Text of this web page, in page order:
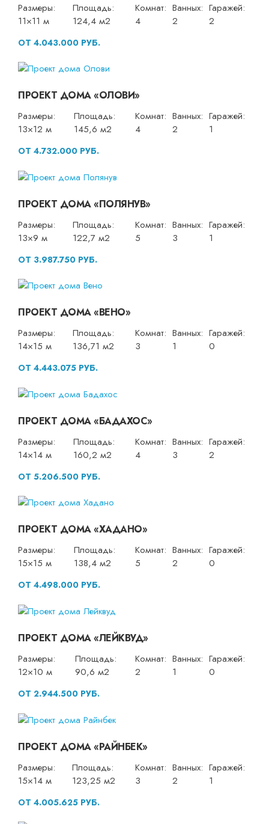
Размеры:
11×11 м
Площадь:
124,4 м2
Комнат:
4
Ванных:
2
Гаражей:
2
ОТ 4.043.000 РУБ.
ПРОЕКТ ДОМА «ОЛОВИ»
Размеры:
13×12 м
Площадь:
145,6 м2
Комнат:
4
Ванных:
2
Гаражей:
1
ОТ 4.732.000 РУБ.
ПРОЕКТ ДОМА «ПОЛЯНУВ»
Размеры:
13×9 м
Площадь:
122,7 м2
Комнат:
5
Ванных:
3
Гаражей:
1
ОТ 3.987.750 РУБ.
ПРОЕКТ ДОМА «ВЕНО»
Размеры:
14×15 м
Площадь:
136,71 м2
Комнат:
3
Ванных:
1
Гаражей:
0
ОТ 4.443.075 РУБ.
ПРОЕКТ ДОМА «БАДАХОС»
Размеры:
14×14 м
Площадь:
160,2 м2
Комнат:
4
Ванных:
3
Гаражей:
2
ОТ 5.206.500 РУБ.
ПРОЕКТ ДОМА «ХАДАНО»
Размеры:
15×15 м
Площадь:
138,4 м2
Комнат:
5
Ванных:
2
Гаражей:
0
ОТ 4.498.000 РУБ.
ПРОЕКТ ДОМА «ЛЕЙКВУД»
Размеры:
12×10 м
Площадь:
90,6 м2
Комнат:
2
Ванных:
1
Гаражей:
0
ОТ 2.944.500 РУБ.
ПРОЕКТ ДОМА «РАЙНБЕК»
Размеры:
15×14 м
Площадь:
123,25 м2
Комнат:
3
Ванных:
2
Гаражей:
1
ОТ 4.005.625 РУБ.